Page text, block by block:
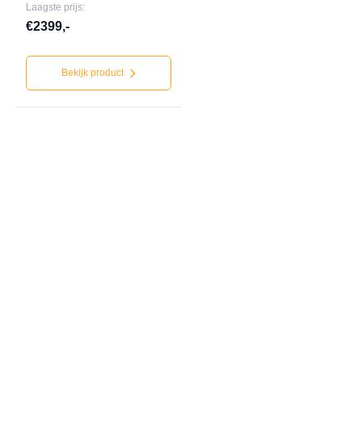
Laagste prijs:
€2399,-
Bekijk product